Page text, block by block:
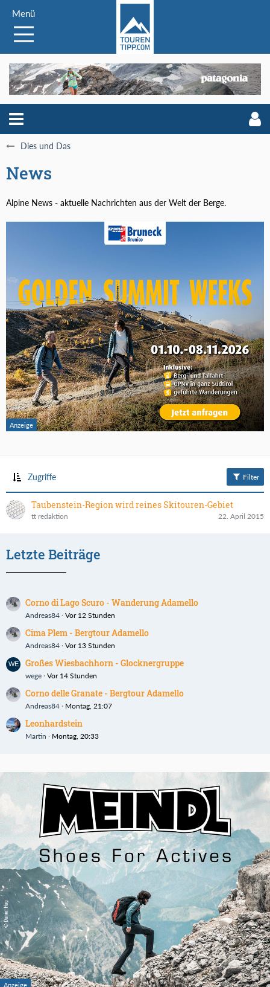
Menü
Dies und Das
News
Alpine News - aktuelle Nachrichten aus der Welt der Berge.
Zugriffe Filter
Taubenstein-Region wird reines Skitouren-Gebiet
tt redaktion 22. April 2015
Letzte Beiträge
Corno di Lago Scuro - Wanderung Adamello
Andreas84 Vor 12 Stunden
Cima Plem - Bergtour Adamello
Andreas84 Vor 13 Stunden
Großes Wiesbachhorn - Glocknergruppe
wege Vor 14 Stunden
Corno delle Granate - Bergtour Adamello
Andreas84 Montag, 21:07
Leonhardstein
Martin Montag, 20:33